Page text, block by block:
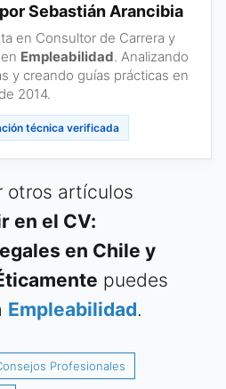
Sebastián Arancibia
en Consultor de Carrera y
Empleabilidad. Analizando
y creando guías prácticas en
2014.
técnica verificada
otros artículos
en el CV:
en Chile y
puedes
Empleabilidad.
Profesionales